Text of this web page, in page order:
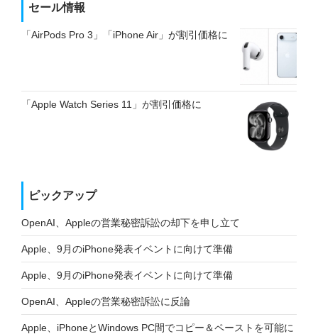
セール情報
「AirPods Pro 3」「iPhone Air」が割引価格に
「Apple Watch Series 11」が割引価格に
ピックアップ
OpenAI、Appleの営業秘密訴訟の却下を申し立て
Apple、9月のiPhone発表イベントに向けて準備
Apple、9月のiPhone発表イベントに向けて準備
OpenAI、Appleの営業秘密訴訟に反論
Apple、iPhoneとWindows PC間でコピー＆ペーストを可能に